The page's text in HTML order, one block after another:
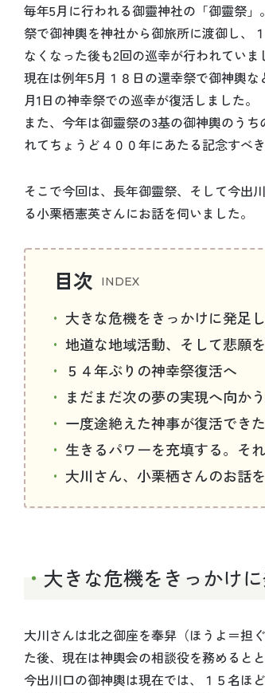
毎年5月に行われる御靈神社の「御靈祭
祭で御神輿を神社から御旅所に渡御し、
なくなった後も2回の巡幸が行われてい
現在は例年5月１８日の還幸祭で御神輿
月1日の神幸祭での巡幸が復活しました。
また、今年は御靈祭の3基の御神輿のう
れてちょうど４００年にあたる記念すべ
そこで今回は、長年御靈祭、そして今出
る小栗栖憲英さんにお話を伺いました。
目次
大きな危機をきっかけに発足
地道な地域活動、そして悲願
５４年ぶりの神幸祭復活へ
まだまだ次の夢の実現へ向か
一度途絶えた神事が復活でき
生きるパワーを充填する。そ
大川さん、小栗栖さんのお話
大きな危機をきっかけ
大川さんは北之御座を奉舁（ほうよ＝担
た後、現在は神輿会の相談役を務めると
今出川口の御神輿は現在では、１５名ほ